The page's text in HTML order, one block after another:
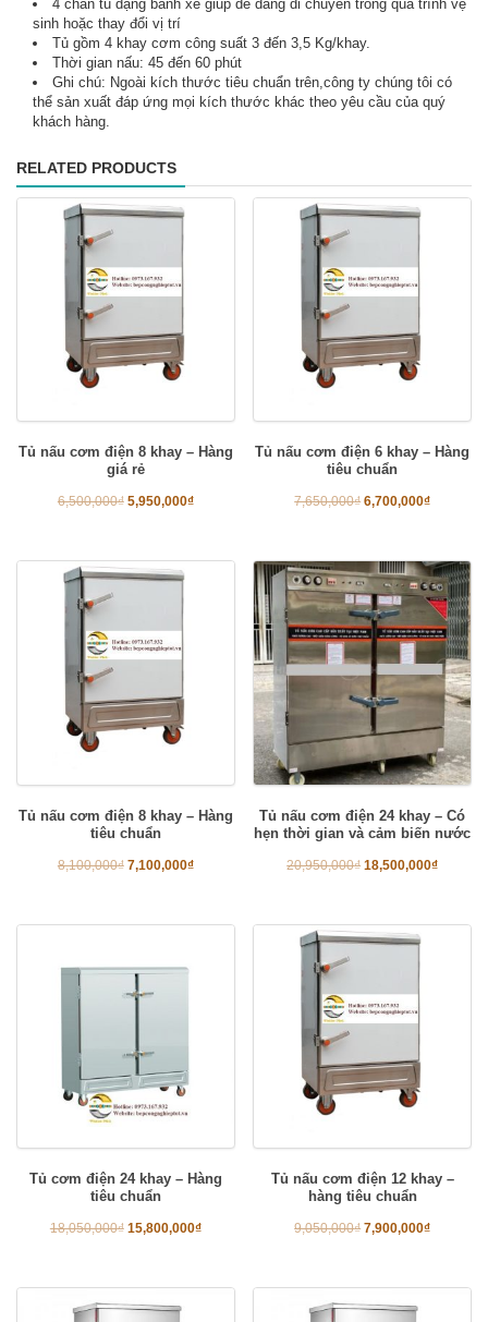
4 chân tủ dạng bánh xe giúp dễ dàng di chuyển trong quá trình vệ
sinh hoặc thay đổi vị trí
Tủ gồm 4 khay cơm công suất 3 đến 3,5 Kg/khay.
Thời gian nấu: 45 đến 60 phút
Ghi chú: Ngoài kích thước tiêu chuẩn trên,công ty chúng tôi có
thể sản xuất đáp ứng mọi kích thước khác theo yêu cầu của quý
khách hàng.
RELATED PRODUCTS
Tủ nấu cơm điện 8 khay – Hàng
giá rẻ
6,500,000₫ 5,950,000₫
Tủ nấu cơm điện 6 khay – Hàng
tiêu chuẩn
7,650,000₫ 6,700,000₫
Tủ nấu cơm điện 8 khay – Hàng
tiêu chuẩn
8,100,000₫ 7,100,000₫
Tủ nấu cơm điện 24 khay – Có
hẹn thời gian và cảm biến nước
20,950,000₫ 18,500,000₫
Tủ cơm điện 24 khay – Hàng
tiêu chuẩn
18,050,000₫ 15,800,000₫
Tủ nấu cơm điện 12 khay –
hàng tiêu chuẩn
9,050,000₫ 7,900,000₫